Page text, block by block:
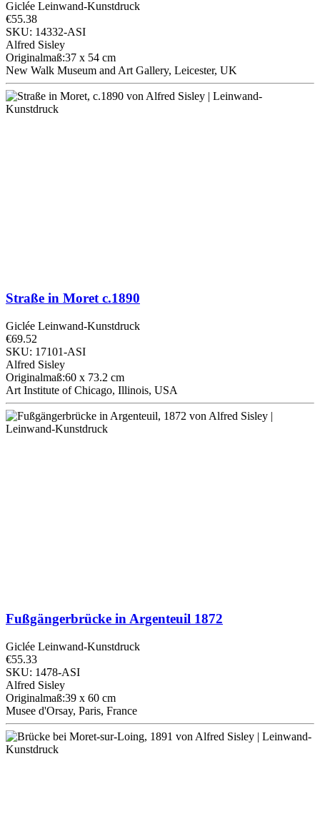
Giclée Leinwand-Kunstdruck
€55.38
SKU: 14332-ASI
Alfred Sisley
Originalmaß:37 x 54 cm
New Walk Museum and Art Gallery, Leicester, UK
Straße in Moretc.1890
Giclée Leinwand-Kunstdruck
€69.52
SKU: 17101-ASI
Alfred Sisley
Originalmaß:60 x 73.2 cm
Art Institute of Chicago, Illinois, USA
Fußgängerbrücke in Argenteuil 1872
Giclée Leinwand-Kunstdruck
€55.33
SKU: 1478-ASI
Alfred Sisley
Originalmaß:39 x 60 cm
Musee d'Orsay, Paris, France